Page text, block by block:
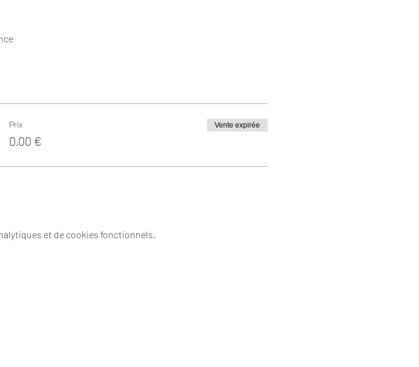
Prix
0,00 €
Vente expirée
et de cookies fonctionnels.